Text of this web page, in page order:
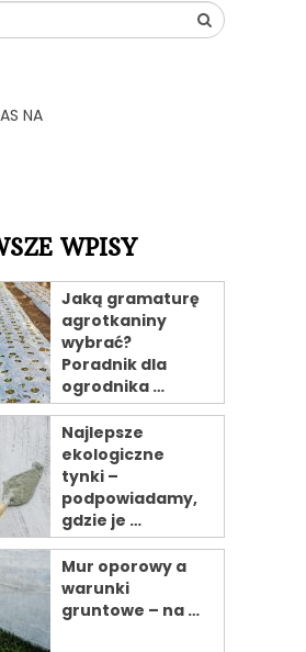
NA
WPISY
Jaką gramaturę
agrotkaniny
wybrać?
Poradnik dla
ogrodnika …
Najlepsze
ekologiczne
tynki –
podpowiadamy,
gdzie je …
Mur oporowy a
warunki
gruntowe – na …